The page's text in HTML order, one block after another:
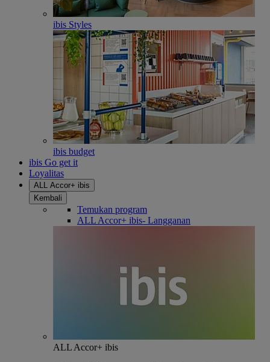
ibis Styles
ibis budget
ibis Go get it
Loyalitas
ALL Accor+ ibis
Kembali
Temukan program
ALL Accor+ ibis- Langganan
ALL Accor+ ibis